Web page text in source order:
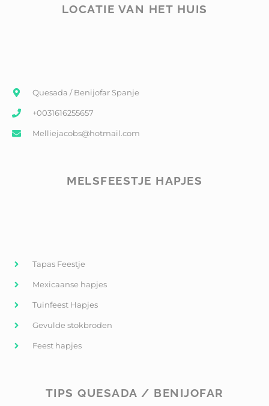
LOCATIE VAN HET HUIS
Quesada / Benijofar Spanje
+0031616255657
Melliejacobs@hotmail.com
MELSFEESTJE HAPJES
Tapas Feestje
Mexicaanse hapjes
Tuinfeest Hapjes
Gevulde stokbroden
Feest hapjes
TIPS QUESADA / BENIJOFAR